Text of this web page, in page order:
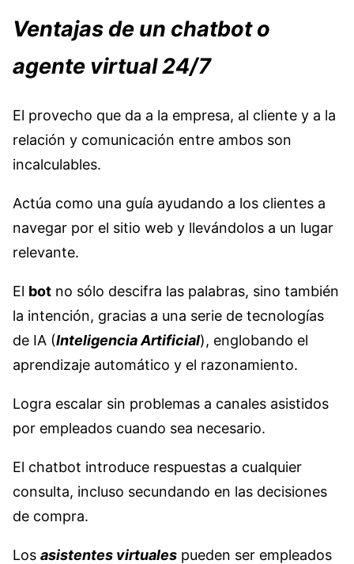
Ventajas de un chatbot o
agente virtual 24/7
El provecho que da a la empresa, al cliente y a la
relación y comunicación entre ambos son
incalculables.
Actúa como una guía ayudando a los clientes a
navegar por el sitio web y llevándolos a un lugar
relevante.
El bot no sólo descifra las palabras, sino también
la intención, gracias a una serie de tecnologías
de IA (Inteligencia Artificial), englobando el
aprendizaje automático y el razonamiento.
Logra escalar sin problemas a canales asistidos
por empleados cuando sea necesario.
El chatbot introduce respuestas a cualquier
consulta, incluso secundando en las decisiones
de compra.
Los asistentes virtuales pueden ser empleados